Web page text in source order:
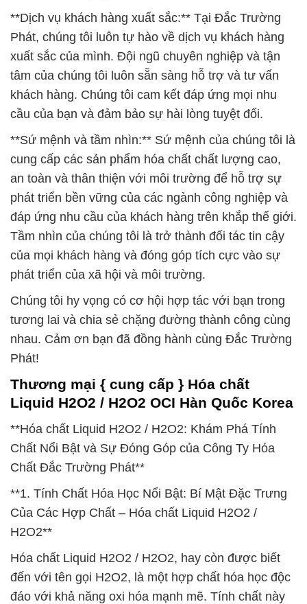
**Dịch vụ khách hàng xuất sắc:** Tại Đắc Trường
Phát, chúng tôi luôn tự hào về dịch vụ khách hàng
xuất sắc của mình. Đội ngũ chuyên nghiệp và tận
tâm của chúng tôi luôn sẵn sàng hỗ trợ và tư vấn
khách hàng. Chúng tôi cam kết đáp ứng mọi nhu
cầu của bạn và đảm bảo sự hài lòng tuyệt đối.
**Sứ mệnh và tầm nhìn:** Sứ mệnh của chúng tôi là
cung cấp các sản phẩm hóa chất chất lượng cao,
an toàn và thân thiện với môi trường để hỗ trợ sự
phát triển bền vững của các ngành công nghiệp và
đáp ứng nhu cầu của khách hàng trên khắp thế giới.
Tầm nhìn của chúng tôi là trở thành đối tác tin cậy
của mọi khách hàng và đóng góp tích cực vào sự
phát triển của xã hội và môi trường.
Chúng tôi hy vọng có cơ hội hợp tác với bạn trong
tương lai và chia sẻ chặng đường thành công cùng
nhau. Cảm ơn bạn đã đồng hành cùng Đắc Trường
Phát!
Thương mại { cung cấp } Hóa chất
Liquid H2O2 / H2O2 OCI Hàn Quốc Korea
**Hóa chất Liquid H2O2 / H2O2: Khám Phá Tính
Chất Nổi Bật và Sự Đóng Góp của Công Ty Hóa
Chất Đắc Trường Phát**
**1. Tính Chất Hóa Học Nổi Bật: Bí Mật Đặc Trưng
Của Các Hợp Chất – Hóa chất Liquid H2O2 /
H2O2**
Hóa chất Liquid H2O2 / H2O2, hay còn được biết
đến với tên gọi H2O2, là một hợp chất hóa học độc
đáo với khả năng oxi hóa mạnh mẽ. Tính chất này